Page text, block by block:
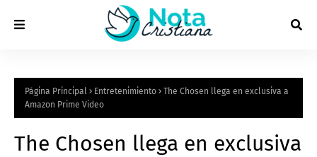
Página Principal Entretenimiento
The Chosen llega en exclusiva a
Amazon Prime Video
The Chosen llega en exclusiva